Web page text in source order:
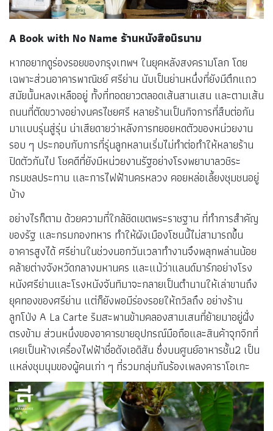
A Book with No Name ร้านหนังสือนิรนาม
หากอยากดูร่องรอยของกรุงเทพฯ ในยุคหลังสงครามโลก โดย
เฉพาะส่วนอาคารพาณิชย์ ศรีย่าน นับเป็นย่านหนึ่งที่ยังมีตึกแถว
สมัยนั้นหลงเหลืออยู่ ทั้งที่ทอดยาวตลอดเส้นสานเสน และตามเส้น
ถนนที่ตัดขวางอย่างนครไชยศรี หลายร้านเป็นกิจการที่สืบต่อกัน
มาแบบรุ่นสู่รุ่น น่าเสียดายว่าหลังการทยอยหดตัวของหน่วยงาน
รอบ ๆ ประกอบกับการที่รุ่นลูกหลานเริ่มไม่ทำต่อทำให้หลายร้าน
ปิดตัวกันไป โชคดีที่ยังมีหน่วยงานรัฐอย่างโรงพยาบาลวชิระ
กรมชลประทาน และการไฟฟ้านครหลวง คอยหล่อเลี้ยงชุมชนอยู่
บ้าง
อย่างไรก็ตาม ด้วยความที่ใกล้ชิดเขตพระราชฐาน ที่ทำการสำคัญ
ของรัฐ และกรมกองทหาร ทำให้ผังเมืองโซนนี้ไม่สามารถขึ้น
อาคารสูงได้ ศรีย่านในช่วงนอกวันเวลาทำงานจึงพลุกพล่านน้อย
คล้ายต่างจังหวัดกลางมหานคร และแม้ว่าแลนด์มาร์กอย่างโรง
หนังศรีย่านและโรงหนังจันทิมาจะกลายเป็นตำนานให้เล่าขานถึง
ยุคทองของศรีย่าน แต่ก็ยังพอมีร่องรอยให้ถวิลถึง อย่างร้าน
ลูกโป่ง A La Carte ริมสะพานข้ามคลองสามเสนที่ย้ายมาอยู่ฝั่ง
ตรงข้าม ส่วนหนึ่งของอาคารขายอุปกรณ์มือถือและสินค้าจุกจิกที่
เคยเป็นห้างเครื่องไฟฟ้าชื่อดังเอดิสัน ซึ่งบนศูนย์อาหารชั้น2 เป็น
แหล่งชุมนุมของผู้คนเก่า ๆ ที่รวมกลุ่มกันร้องเพลงคาราโอเกะ